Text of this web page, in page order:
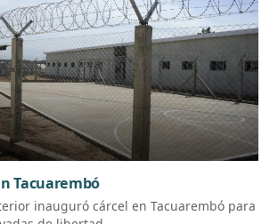
Tacuarembó
inauguró cárcel en Tacuarembó para